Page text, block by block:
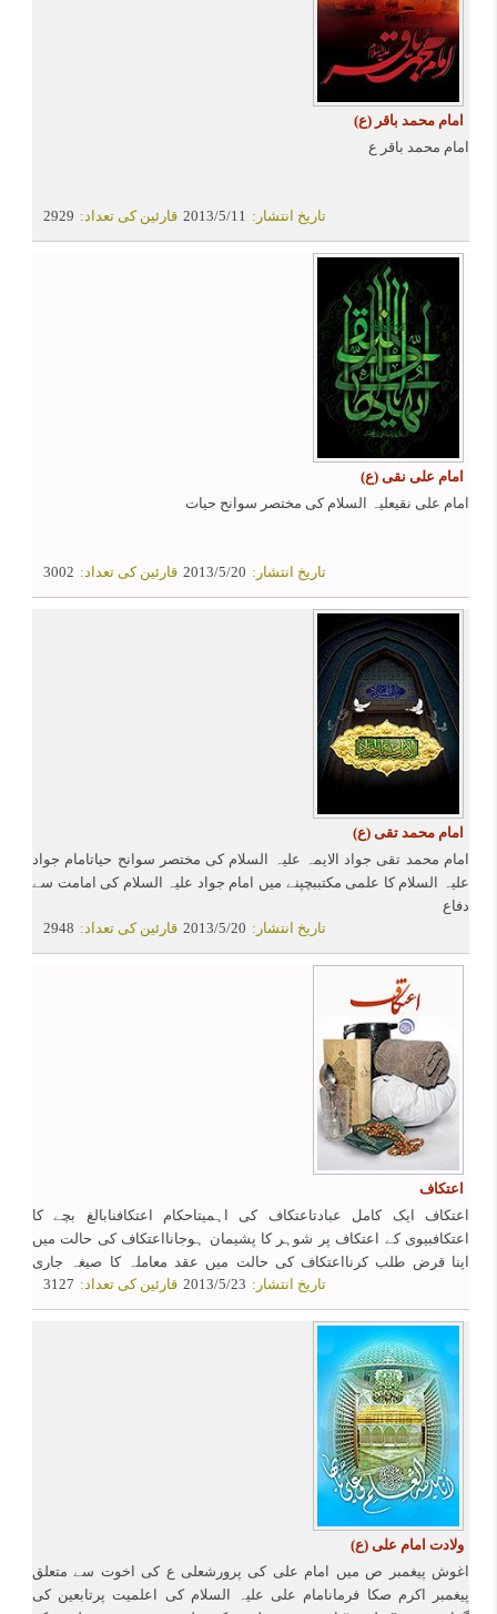
میں نازل ہویی ہے ۔
امام محمد باقر (ع)
امام محمد باقر ع
2929 قارئین کی تعداد: 2013/5/11 تاریخ انتشار:
امام علی نقی (ع)
امام علی نقیعلیہ السلام کی مختصر سوانح حیات
3002 قارئین کی تعداد: 2013/5/20 تاریخ انتشار:
امام محمد تقی (ع)
امام محمد تقی جواد الایمہ علیہ السلام کی مختصر سوانح حیاتامام جواد
علیہ السلام کا علمی مکتببچپنے میں امام جواد علیہ السلام کی امامت سے
دفاع
2948 قارئین کی تعداد: 2013/5/20 تاریخ انتشار:
اعتکاف
اعتکاف ایک کامل عبادتاعتکاف کی اہمیتاحکام اعتکافنابالغ بچے کا
اعتکافبیوی کے اعتکاف پر شوہر کا پشیمان ہوجانااعتکاف کی حالت میں
اپنا قرض طلب کرنااعتکاف کی حالت میں عقد معاملہ کا صیغہ جاری
کرنااس معتکف کا سایہ میں چلنا جو مسجد سے باہر گیا ہوکھانا لانے کے لیے
معتکف کامسجد سے نکلنااعتکاف کی حالت میں اپنا قرض طلب کرنااعتکاف
میں پلٹنے کی شرطاعتکاف کے محرماتاعتکاف میں معاملہ کا حکمان لوگوں
کا اعتکاف میں بیٹھنا جن کے لیے روزہ نقصان دہ ہےمعتکفین کا بے اختیار
خوشبو سونگهنامعتکفین کا غیر معتکفین کو ضروری اشیاء خریدنے کیلیے
پیسه دینااعتکاف کے مستحبات انجام دینے کیلیے غسل کرنا
3127 قارئین کی تعداد: 2013/5/23 تاریخ انتشار:
ولادت امام علی (ع)
اغوش پیغمبر ص میں امام علی کی پرورشعلی ع کی اخوت سے متعلق
پیغمبر اکرم صکا فرمانامام علی علیہ السلام کی اعلمیت پرتابعین کی